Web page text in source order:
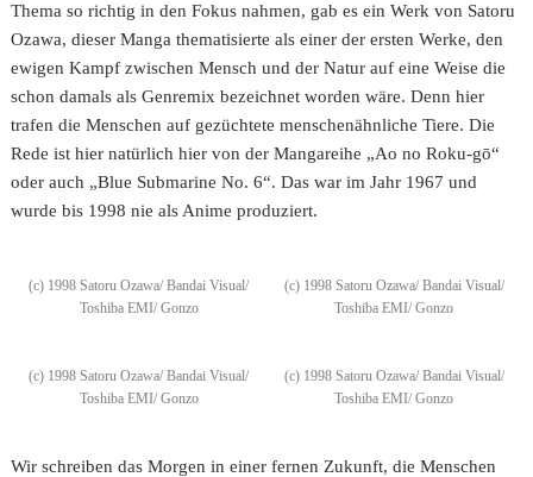
Thema so richtig in den Fokus nahmen, gab es ein Werk von Satoru
Ozawa, dieser Manga thematisierte als einer der ersten Werke, den
ewigen Kampf zwischen Mensch und der Natur auf eine Weise die
schon damals als Genremix bezeichnet worden wäre. Denn hier
trafen die Menschen auf gezüchtete menschenähnliche Tiere. Die
Rede ist hier natürlich hier von der Mangareihe „Ao no Roku-gō“
oder auch „Blue Submarine No. 6“. Das war im Jahr 1967 und
wurde bis 1998 nie als Anime produziert.
(c) 1998 Satoru Ozawa/ Bandai Visual/
Toshiba EMI/ Gonzo
(c) 1998 Satoru Ozawa/ Bandai Visual/
Toshiba EMI/ Gonzo
(c) 1998 Satoru Ozawa/ Bandai Visual/
Toshiba EMI/ Gonzo
(c) 1998 Satoru Ozawa/ Bandai Visual/
Toshiba EMI/ Gonzo
Wir schreiben das Morgen in einer fernen Zukunft, die Menschen